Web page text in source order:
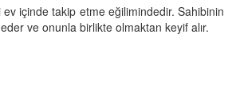
ev içinde takip etme eğilimindedir. Sahibinin
ve onunla birlikte olmaktan keyif alır.